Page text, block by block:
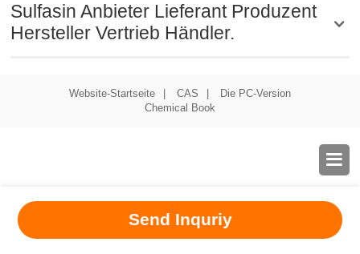

Sulfasin Anbieter Lieferant Produzent
Hersteller Vertrieb Händler.
Send Inquriy
Website-Startseite CAS
Die PC-Version
Chemical Book